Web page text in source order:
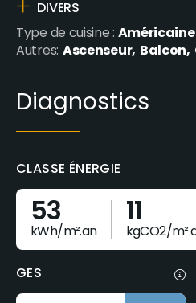
DIVERS
Type de cuisine :Américaine
Autres: Ascenseur Balcon
Diagnostics
CLASSE ÉNERGIE
53
kWh/m².an 11
kgCO2/
GES